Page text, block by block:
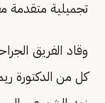
تجميلية متقدمة
وقاد الفريق
كل من الدكتورة